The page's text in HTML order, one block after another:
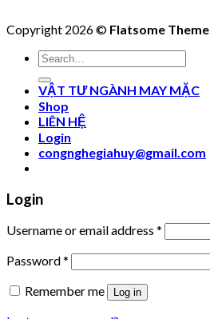
Copyright 2026 © Flatsome Theme
Search
for:
VẬT TƯ NGÀNH MAY MẶC
Shop
LIÊN HỆ
Login
congnghegiahuy@gmail.com
Login
Username or email address *
Password*
Remember me
Log in